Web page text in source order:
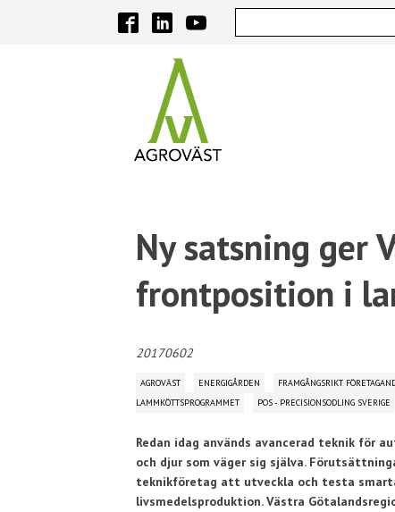
Ny satsning ger
frontposition i
20170602
AGROVÄST ENERGIGÅRDEN FRAMGÅNGSRIKT
LAMMKÖTTSPROGRAMMET
POS - PRECISIONSODLING SVERIGE
Redan idag används avancerad teknik för
och djur som väger sig själva.
teknikföretag att utveckla och testa
livsmedelsproduktion. Västra